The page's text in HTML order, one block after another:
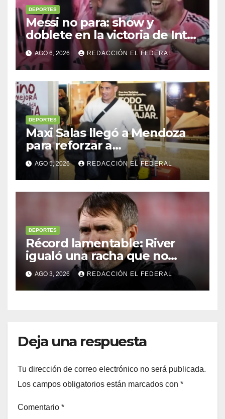
DEPORTES
Messi no para: show y
doblete en la victoria de Inter
Miami
AGO 6, 2026 REDACCIÓN EL FEDERAL
DEPORTES
Maxi Salas llegó a Mendoza
para reforzar a
Independiente Rivadavia
AGO 5, 2026 REDACCIÓN EL FEDERAL
DEPORTES
Récord lamentable: River
igualó una racha que no
sufría desde 1911: ¿Coudet
debe irse?
AGO 3, 2026 REDACCIÓN EL FEDERAL
Deja una respuesta
Tu dirección de correo electrónico no será publicada.
Los campos obligatorios están marcados con *
Comentario *